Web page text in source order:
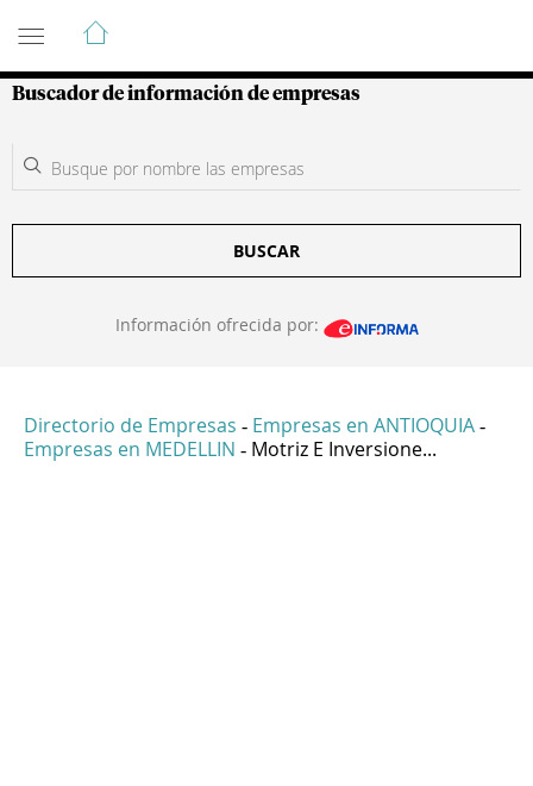
Guía de Empresas Colombianas
Buscador de información de empresas
BUSCAR
Información ofrecida por:
Directorio de Empresas - Empresas en ANTIOQUIA -
Empresas en MEDELLIN - Motriz E Inversione...